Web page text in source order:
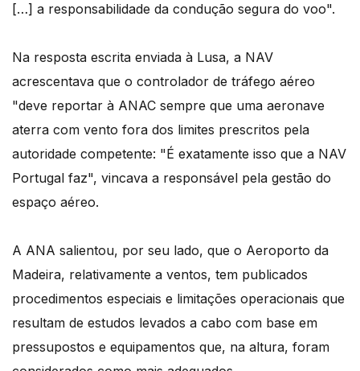
[…] a responsabilidade da condução segura do voo".
Na resposta escrita enviada à Lusa, a NAV
acrescentava que o controlador de tráfego aéreo
"deve reportar à ANAC sempre que uma aeronave
aterra com vento fora dos limites prescritos pela
autoridade competente: "É exatamente isso que a NAV
Portugal faz", vincava a responsável pela gestão do
espaço aéreo.
A ANA salientou, por seu lado, que o Aeroporto da
Madeira, relativamente a ventos, tem publicados
procedimentos especiais e limitações operacionais que
resultam de estudos levados a cabo com base em
pressupostos e equipamentos que, na altura, foram